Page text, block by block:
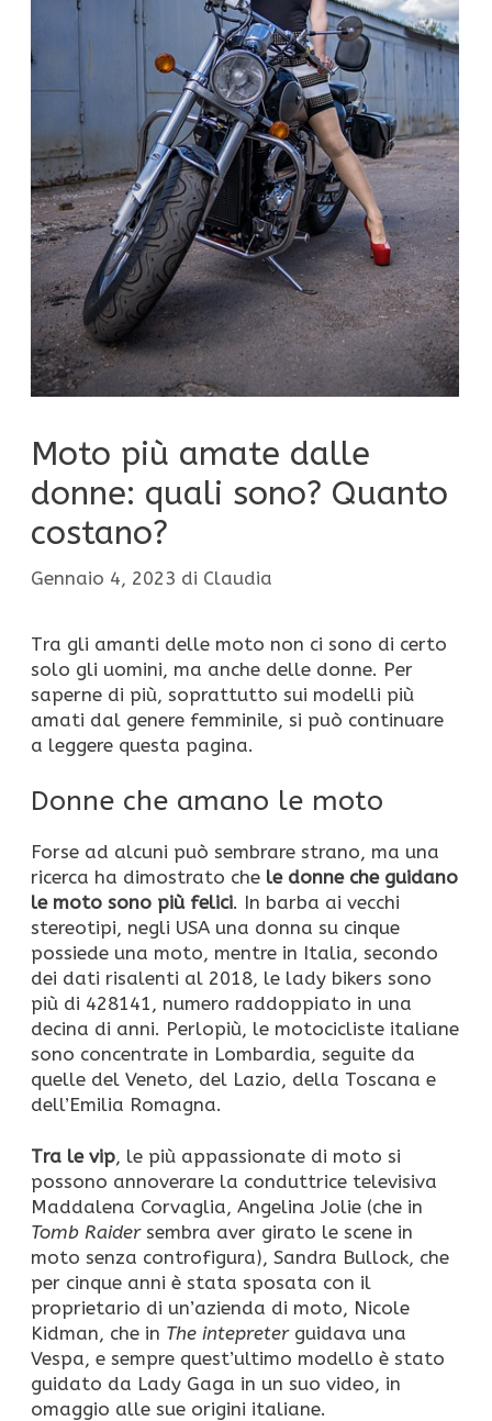
Moto più amate dalle
donne: quali sono? Quanto
costano?
Gennaio 4, 2023 di Claudia
Tra gli amanti delle moto non ci sono di certo
solo gli uomini, ma anche delle donne. Per
saperne di più, soprattutto sui modelli più
amati dal genere femminile, si può continuare
a leggere questa pagina.
Donne che amano le moto
Forse ad alcuni può sembrare strano, ma una
ricerca ha dimostrato che le donne che guidano
le moto sono più felici. In barba ai vecchi
stereotipi, negli USA una donna su cinque
possiede una moto, mentre in Italia, secondo
dei dati risalenti al 2018, le lady bikers sono
più di 428141, numero raddoppiato in una
decina di anni. Perlopiù, le motocicliste italiane
sono concentrate in Lombardia, seguite da
quelle del Veneto, del Lazio, della Toscana e
dell’Emilia Romagna.
Tra le vip, le più appassionate di moto si
possono annoverare la conduttrice televisiva
Maddalena Corvaglia, Angelina Jolie (che in
Tomb Raidersembra aver girato le scene in
moto senza controfigura), Sandra Bullock, che
per cinque anni è stata sposata con il
proprietario di un’azienda di moto, Nicole
Kidman, che in The intepreterguidava una
Vespa, e sempre quest’ultimo modello è stato
guidato da Lady Gaga in un suo video, in
omaggio alle sue origini italiane.